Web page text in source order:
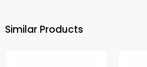
Similar Products